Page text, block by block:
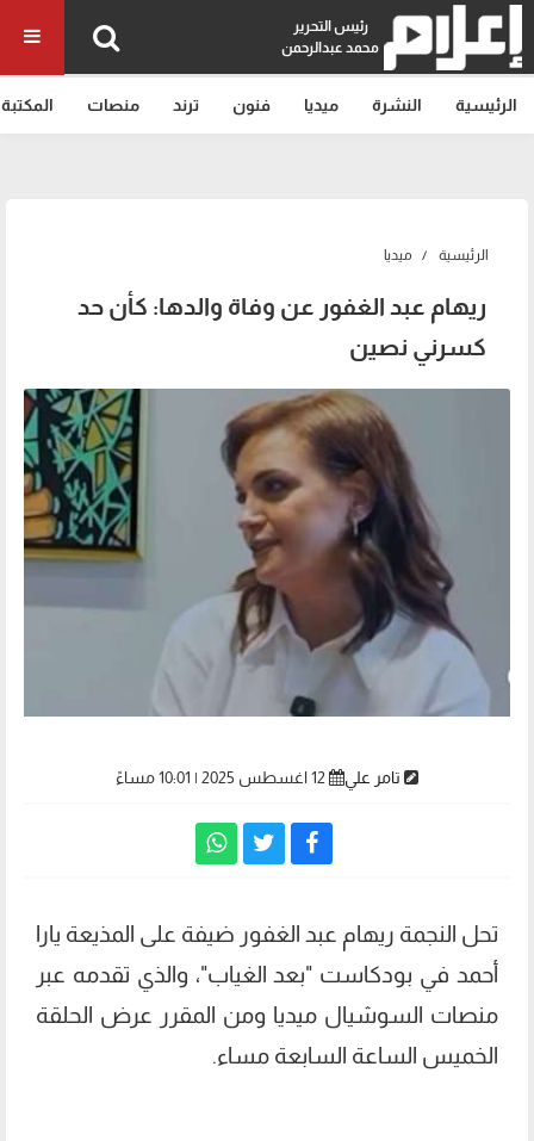
رئيس التحرير
محمد عبدالرحمن
الرئيسية النشرة ميديا فنون ترند منصات المكتبة
الرئيسية ميديا
ريهام عبد الغفور عن وفاة والدها: كأن حد
كسرني نصين
تامر علي
تحل النجمة ريهام عبد الغفور ضيفة على المذيعة يارا
أحمد في بودكاست "بعد الغياب"، والذي تقدمه عبر
منصات السوشيال ميديا ومن المقرر عرض الحلقة
الخميس الساعة السابعة مساء.